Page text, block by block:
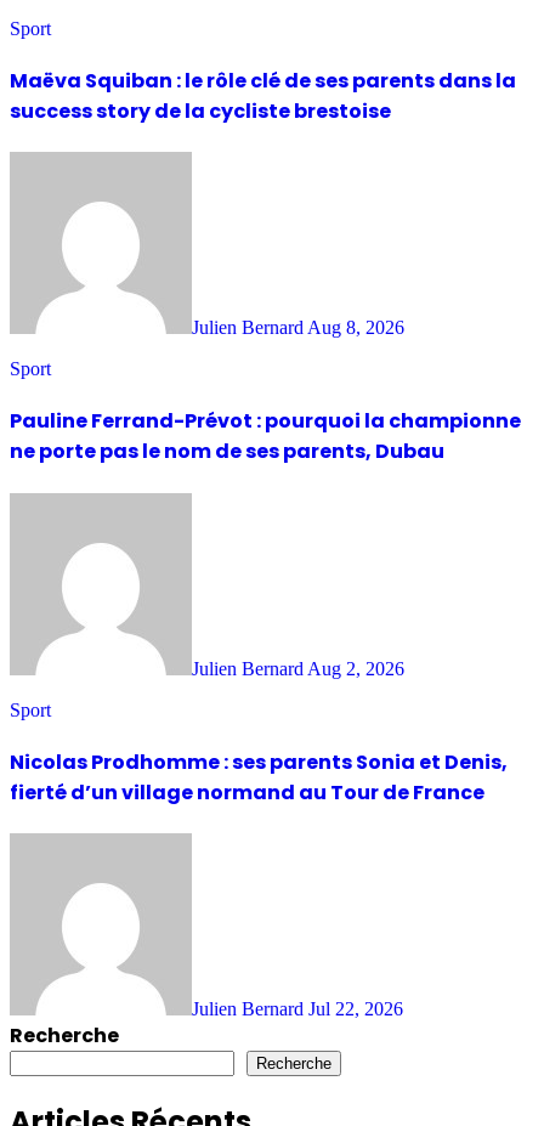
Sport
Maëva Squiban : le rôle clé de ses parents dans la
success story de la cycliste brestoise
Julien Bernard Aug 8, 2026
Sport
Pauline Ferrand-Prévot : pourquoi la championne
ne porte pas le nom de ses parents, Dubau
Julien Bernard Aug 2, 2026
Sport
Nicolas Prodhomme : ses parents Sonia et Denis,
fierté d’un village normand au Tour de France
Julien Bernard Jul 22, 2026
Recherche
Recherche